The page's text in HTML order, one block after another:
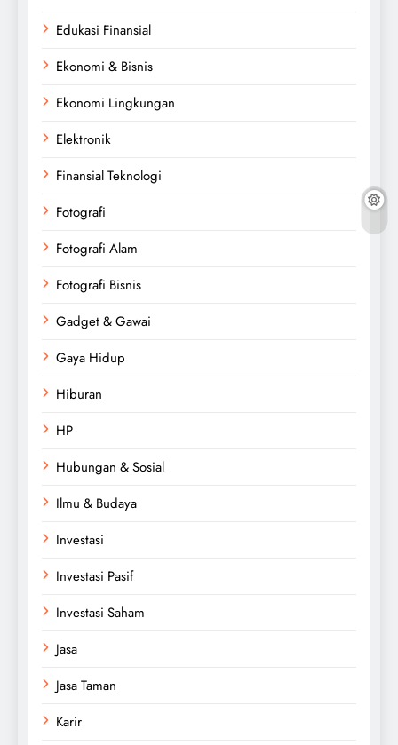
Edukasi Finansial
Ekonomi & Bisnis
Ekonomi Lingkungan
Elektronik
Finansial Teknologi
Fotografi
Fotografi Alam
Fotografi Bisnis
Gadget & Gawai
Gaya Hidup
Hiburan
HP
Hubungan & Sosial
Ilmu & Budaya
Investasi
Investasi Pasif
Investasi Saham
Jasa
Jasa Taman
Karir